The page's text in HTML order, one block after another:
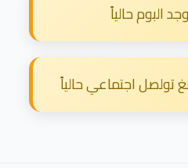
البوم حالياً
تولصل اجتماعي حالياً